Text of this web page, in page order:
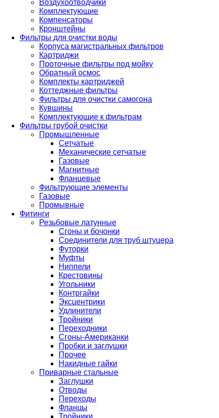
Воздухоотводчики
Комплектующие
Компенсаторы
Кронштейны
Фильтры для очистки воды
Корпуса магистральных фильтров
Картриджи
Проточные фильтры под мойку
Обратный осмос
Комплекты картриджей
Коттеджные фильтры
Фильтры для очистки самогона
Кувшины
Комплектующие к фильтрам
Фильтры грубой очистки
Промышленные
Сетчатые
Механические сетчатые
Газовые
Магнитные
Фланцевые
Фильтрующие элементы
Газовые
Промывные
Фитинги
Резьбовые латунные
Сгоны и бочонки
Соединители для труб штуцера
Футорки
Муфты
Ниппели
Крестовины
Угольники
Контргайки
Эксцентрики
Удлинители
Тройники
Переходники
Сгоны-Американки
Пробки и заглушки
Прочее
Накидные гайки
Приварные стальные
Заглушки
Отводы
Переходы
Фланцы
Тройники